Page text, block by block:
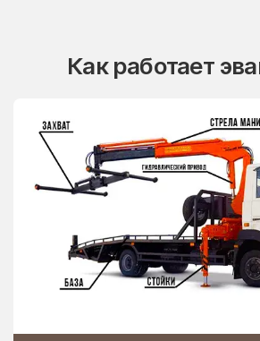
Как работает